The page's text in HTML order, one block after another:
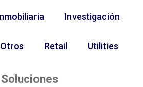
Investigación
Otros Retail Utilities
Soluciones